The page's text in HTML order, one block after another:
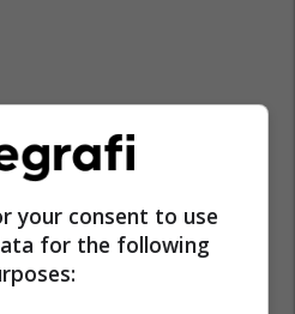
your consent to use
for the following